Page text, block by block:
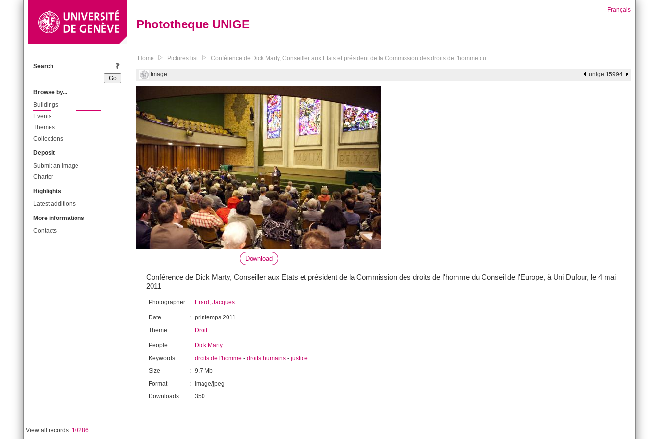
Phototheque UNIGE
Français
Search
Browse by...
Buildings
Events
Themes
Collections
Deposit
Submit an image
Charter
Highlights
Latest additions
More informations
Contacts
Home Pictures list Conférence de Dick Marty, Conseiller aux Etats et président de la Commission des droits de l'homme du...
Image unige:15994
Download
Conférence de Dick Marty, Conseiller aux Etats et président de la Commission des droits de l'homme du Conseil de l'Europe, à Uni Dufour, le 4 mai
2011
Photographer : Erard, Jacques
Date : printemps 2011
Theme
: Droit
People :
Dick Marty
Keywords
: droits de l'homme - droits humains - justice
Size
: 9.7 Mb
Format
: image/jpeg
Downloads
: 350
View all records: 10286